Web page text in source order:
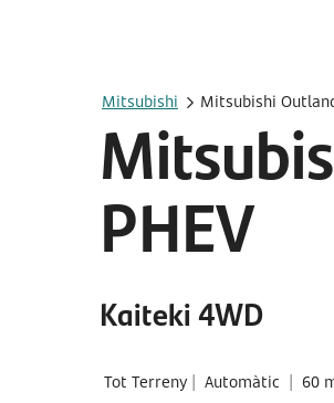
Mitsubishi Mitsubishi
PHEV
Kaiteki 4WD
Tot Terreny | Automàtic | 60